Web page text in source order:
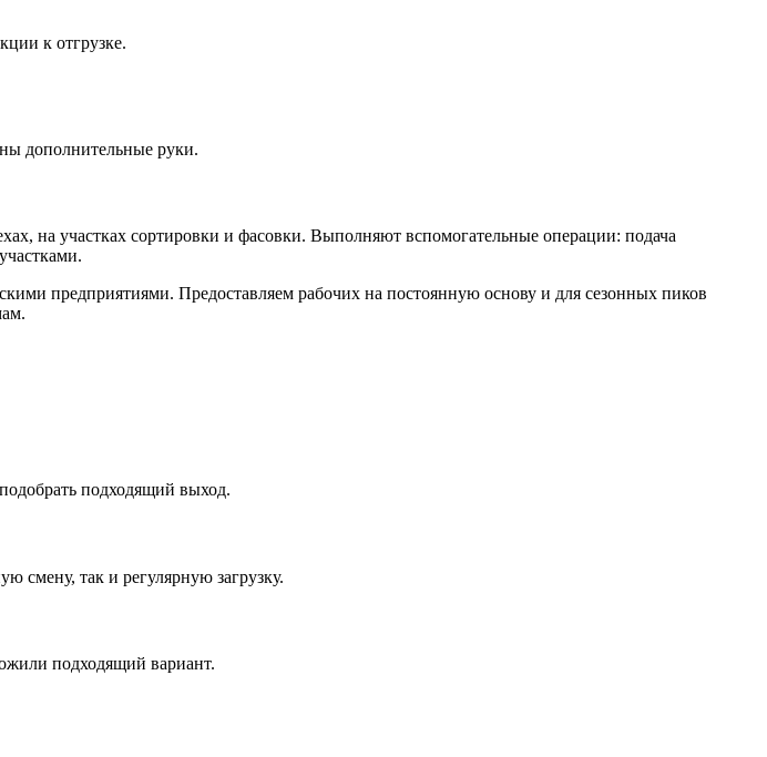
к отгрузке.
дополнительные руки.
на участках сортировки и фасовки. Выполняют вспомогательные операции: подача
предприятиями. Предоставляем рабочих на постоянную основу и для сезонных пиков
подходящий выход.
смену, так и регулярную загрузку.
подходящий вариант.